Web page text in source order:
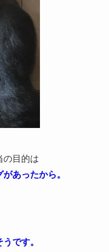
の目的は
あったから。
です。